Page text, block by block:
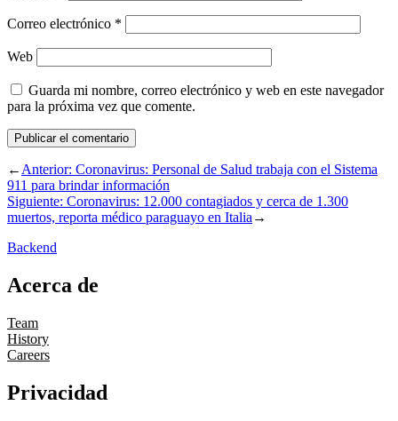
Correo electrónico *
Web
Guarda mi nombre, correo electrónico y web en este navegador
para la próxima vez que comente.
←Anterior: Coronavirus: Personal de Salud trabaja con el Sistema
911 para brindar información
Siguiente: Coronavirus: 12.000 contagiados y cerca de 1.300
muertos, reporta médico paraguayo en Italia→
Backend
Acerca de
Team
History
Careers
Privacidad